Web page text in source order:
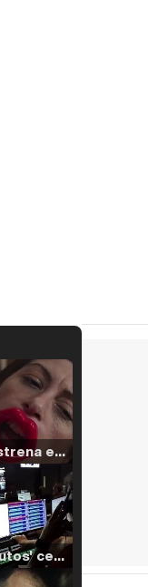
Filmin estrena el tráiler de 'Millennial Mal', su nueva comedia universitaria de la mano de Lorena Iglesias
'120 Minutos' celebra sus 2.000 programas en Telemadrid con un vídeo del día a día en la redacción